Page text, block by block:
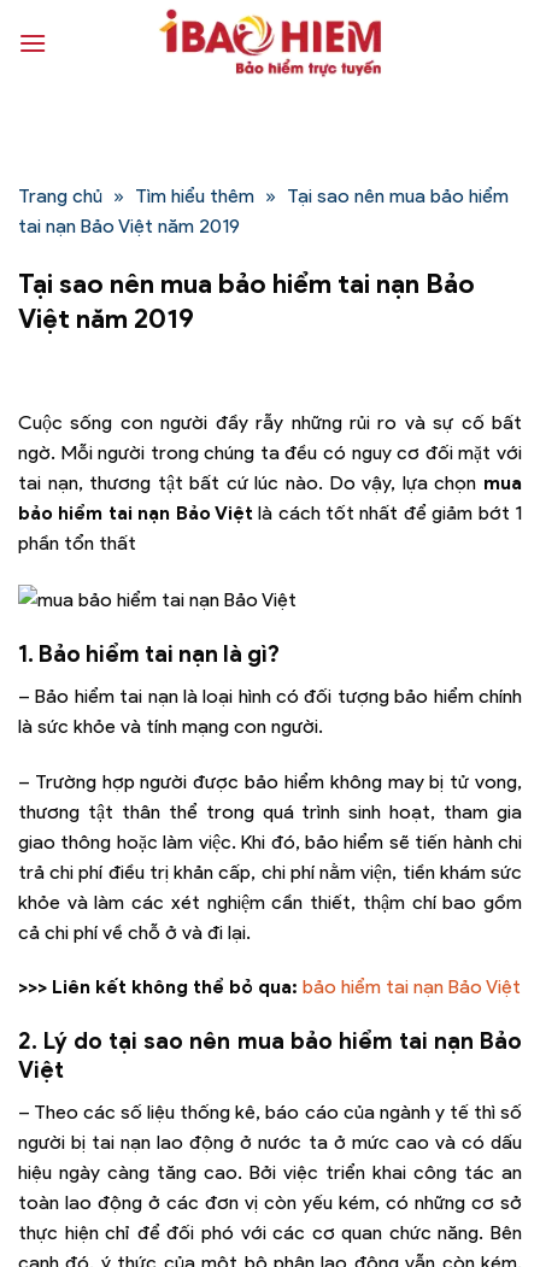
qua
Trang chủ » Tìm hiểu thêm » Tại sao nên mua bảo hiểm
tai nạn Bảo Việt năm 2019
Tại sao nên mua bảo hiểm tai nạn Bảo
Việt năm 2019
Cuộc sống con người đầy rẫy những rủi ro và sự cố bất
ngờ. Mỗi người trong chúng ta đều có nguy cơ đối mặt với
tai nạn, thương tật bất cứ lúc nào. Do vậy, lựa chọn mua
bảo hiểm tai nạn Bảo Việtlà cách tốt nhất để giảm bớt 1
phần tổn thất
1. Bảo hiểm tai nạn là gì?
– Bảo hiểm tai nạn là loại hình có đối tượng bảo hiểm chính
là sức khỏe và tính mạng con người.
– Trường hợp người được bảo hiểm không may bị tử vong,
thương tật thân thể trong quá trình sinh hoạt, tham gia
giao thông hoặc làm việc. Khi đó, bảo hiểm sẽ tiến hành chi
trả chi phí điều trị khản cấp, chi phí nằm viện, tiền khám sức
khỏe và làm các xét nghiệm cần thiết, thậm chí bao gồm
cả chi phí về chỗ ở và đi lại.
>>> Liên kết không thể bỏ qua: bảo hiểm tai nạn Bảo Việt
2. Lý do tại sao nên mua bảo hiểm tai nạn Bảo
Việt
– Theo các số liệu thống kê, báo cáo của ngành y tế thì số
người bị tai nạn lao động ở nước ta ở mức cao và có dấu
hiệu ngày càng tăng cao. Bởi việc triển khai công tác an
toàn lao động ở các đơn vị còn yếu kém, có những cơ sở
thực hiện chỉ để đối phó với các cơ quan chức năng. Bên